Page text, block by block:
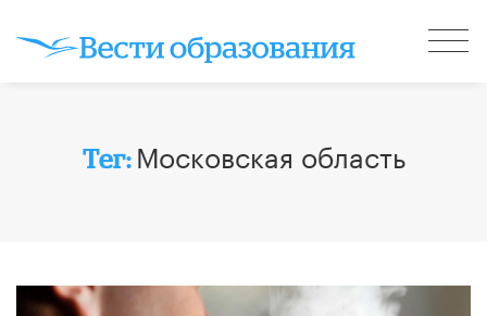
Тег: Московская область